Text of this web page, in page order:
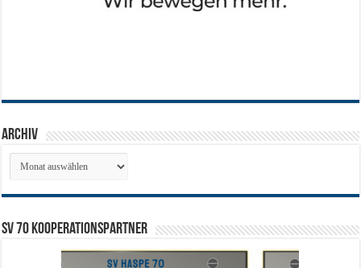
Archiv
Archiv
SV 70 Kooperationspartner